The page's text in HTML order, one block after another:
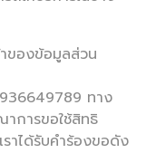
าของข้อมูลส่วน
ทาง
าการขอใช้สิทธิ
าได้รับคำร้องขอดัง